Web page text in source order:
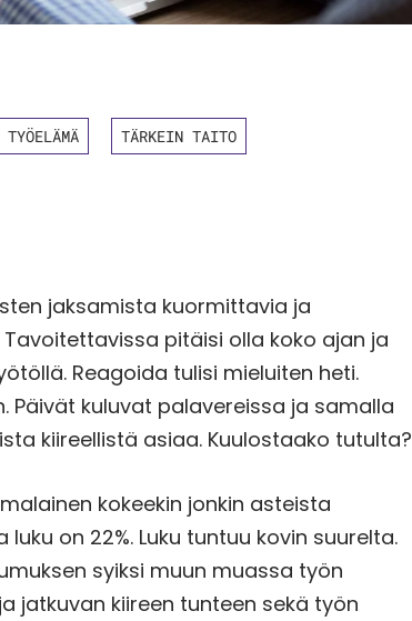
TYÖELÄMÄ TÄRKEIN TAITO
jaksamista kuormittavia ja
pitäisi olla koko ajan ja
Reagoida tulisi mieluiten heti.
Päivät kuluvat palavereissa ja samalla
kiireellistä asiaa. Kuulostaako tutulta?
kokeekin jonkin asteista
on 22%. Luku tuntuu kovin suurelta.
syiksi muun muassa työn
jatkuvan kiireen tunteen sekä työn